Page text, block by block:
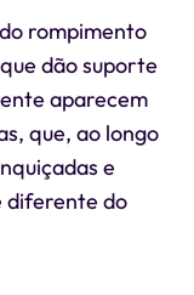
rompimento
dão suporte
aparecem
que, ao longo
e
diferente do